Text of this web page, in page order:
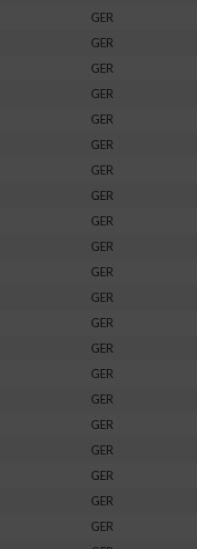
GER
GER
GER
GER
GER
GER
GER
GER
GER
GER
GER
GER
GER
GER
GER
GER
GER
GER
GER
GER
GER